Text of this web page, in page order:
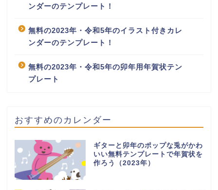
ンダーのテンプレート！
無料の2023年・令和5年のイラスト付きカレ
ンダーのテンプレート！
無料の2023年・令和5年の卯年用年賀状テン
プレート
おすすめのカレンダー
ギターと卯年のポップな兎がかわ
いい無料テンプレートで年賀状を
作ろう（2023年）